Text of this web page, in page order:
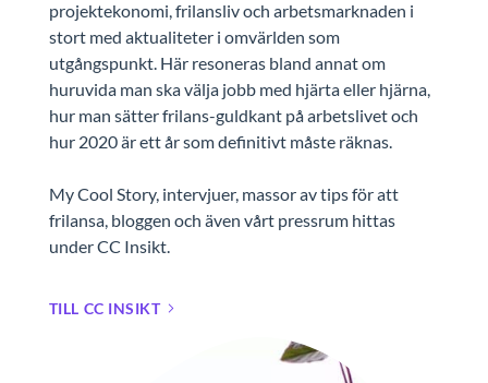
projektekonomi, frilansliv och arbetsmarknaden i
stort med aktualiteter i omvärlden som
utgångspunkt. Här resoneras bland annat om
huruvida man ska välja jobb med hjärta eller hjärna,
hur man sätter frilans-guldkant på arbetslivet och
hur 2020 är ett år som definitivt måste räknas.
My Cool Story, intervjuer, massor av tips för att
frilansa, bloggen och även vårt pressrum hittas
under CC Insikt.
TILL CC INSIKT